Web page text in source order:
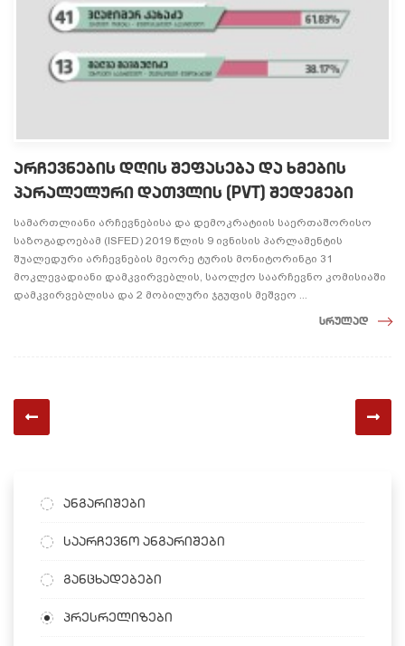
არჩევნების დღის შეფასება და ხმების
პარალელური დათვლის (PVT) შედეგები
სამართლიანი არჩევნებისა და დემოკრატიის საერთაშორისო
საზოგადოებამ (ISFED) 2019 წლის 9 ივნისის პარლამენტის
შუალედური არჩევნების მეორე ტურის მონიტორინგი 31
მოკლევადიანი დამკვირვებლის, საოლქო საარჩევნო კომისიაში
დამკვირვებლისა და 2 მობილური ჯგუფის მეშვეო ...
სრულად
ანგარიშები
საარჩევნო ანგარიშები
განცხადებები
პრესრელიზები